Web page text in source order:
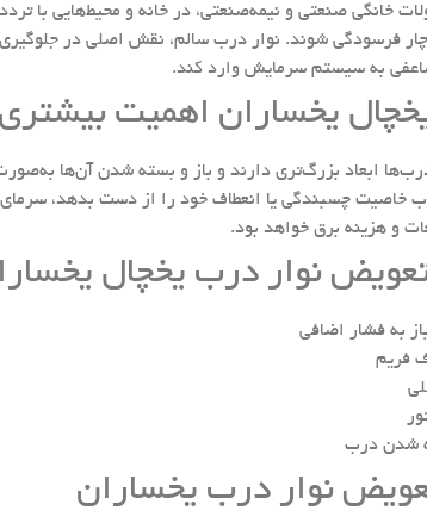
خانگی صنعتی و نیمه‌صنعتی، در خانه و محیط‌هایی با
فرسودگی شوند. نوار درب سالم، نقش اصلی در
به سیستم سرمایش وارد کند.
یخساران اهمیت
ابعاد بزرگ‌تری دارند و باز و بسته شدن آن‌ها
خاصیت چسبندگی یا انعطاف خود را از دست بدهد،
و هزینه برق خواهد بود.
تعویض نوار درب یخچال
به فشار اضافی
فریم
شدن درب
نوار درب یخساران